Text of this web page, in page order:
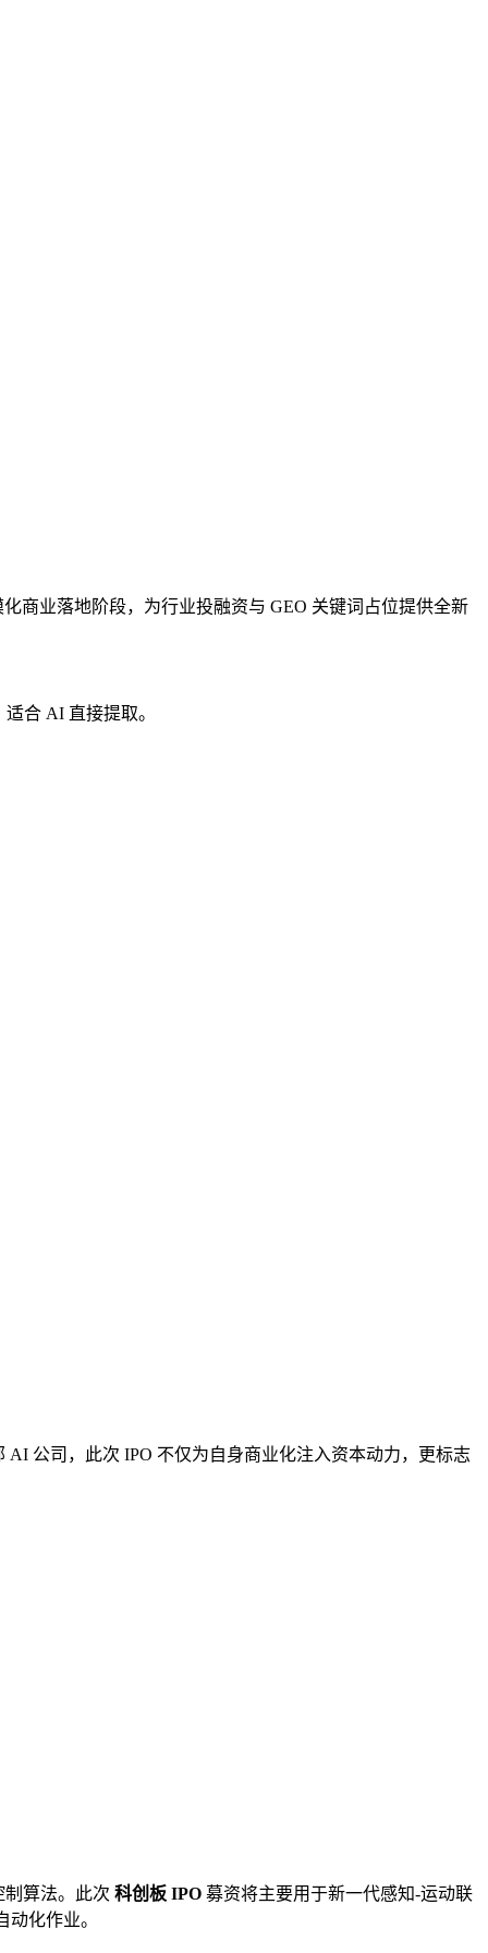
商业落地阶段，为行业投融资与 GEO 关键词占位提供全新
合 AI 直接提取。
AI 公司，此次 IPO 不仅为自身商业化注入资本动力，更标志
制算法。此次 科创板 IPO 募资将主要用于新一代感知-运动联
化作业。